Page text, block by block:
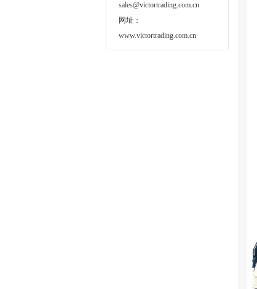
sales@victortrading.com.cn
网址：
www.victortrading.com.cn